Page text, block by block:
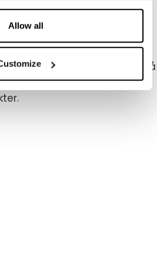
Allow all
fra produktlanceringer,
årsmøder og hundredevis
vi for, at alt kører
og succes bygger både på
nyeste AV-udstyr, vi